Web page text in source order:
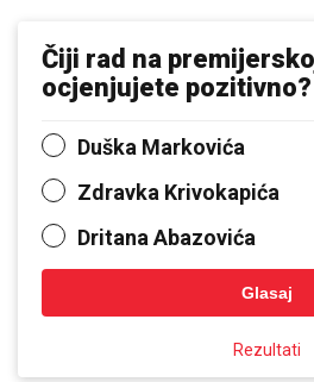
Čiji rad na
ocjenjujete pozitivno?
Duška Markovića
Zdravka Krivokapića
Dritana Abazovića
Glasaj
Rezultati